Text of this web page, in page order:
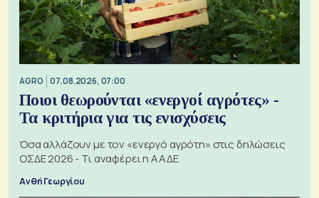
AGRO 07.08.2026, 07:00
Ποιοι θεωρούνται «ενεργοί αγρότες» -
Τα κριτήρια για τις ενισχύσεις
Όσα αλλάζουν με τον «ενεργό αγρότη» στις δηλώσεις
ΟΣΔΕ 2026 - Τι αναφέρει η ΑΑΔΕ
Ανθή Γεωργίου